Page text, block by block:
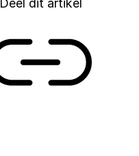
Deel dit artikel